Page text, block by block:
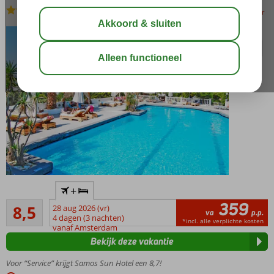
All Inclusive-Hotel bewaar
Neem een
verfrissende
duik in het
fijne
zwembad!
bij
8,5Aanrader
722
beoordelingen
+
28 aug 2026 (vr)
4 dagen (3 nachten)
vanaf Amsterdam
va 359 p.p.
*incl. alle verplichte kosten
Voor “Service” krijgt Samos Sun Hotel een 8,7!
Bekijk deze vakantie